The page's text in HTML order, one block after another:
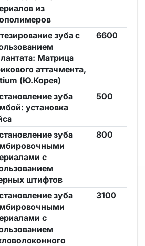
из
зуба с
Матрица
аттачмента,
(Ю.Корея)
6600
зуба
установка
500
зуба
с
штифтов
800
зуба
с
3100